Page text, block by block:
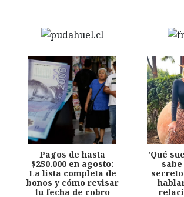
Pagos de hasta
$250.000 en agosto:
La lista completa de
bonos y cómo revisar
tu fecha de cobro
'Qué